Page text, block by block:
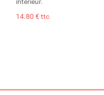
14.80 € ttc